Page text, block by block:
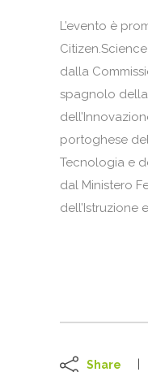
L’evento è
dalla
spagnolo
portoghese
Tecnologia e
dal Ministero
dell’Istruzione
Share